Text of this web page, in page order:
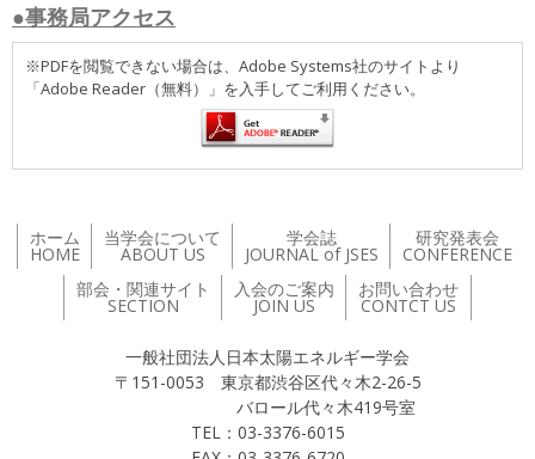
●事務局アクセス
※PDFを閲覧できない場合は、Adobe Systems社のサイトより
「Adobe Reader（無料）」を入手してご利用ください。
ホーム
HOME
当学会について
ABOUT US
学会誌
JOURNAL of JSES
研究発表会
CONFERENCE
部会・関連サイト
SECTION
入会のご案内
JOIN US
お問い合わせ
CONTCT US
一般社団法人日本太陽エネルギー学会
〒151-0053 東京都渋谷区代々木2-26-5
バロール代々木419号室
TEL：03-3376-6015